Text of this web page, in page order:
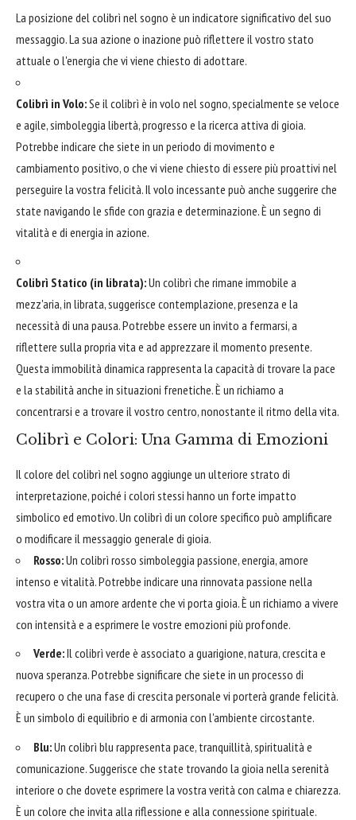
La posizione del colibrì nel sogno è un indicatore significativo del suo
messaggio. La sua azione o inazione può riflettere il vostro stato
attuale o l'energia che vi viene chiesto di adottare.
Colibrì in Volo:Se il colibrì è in volo nel sogno, specialmente se veloce
e agile, simboleggia libertà, progresso e la ricerca attiva di gioia.
Potrebbe indicare che siete in un periodo di movimento e
cambiamento positivo, o che vi viene chiesto di essere più proattivi nel
perseguire la vostra felicità. Il volo incessante può anche suggerire che
state navigando le sfide con grazia e determinazione. È un segno di
vitalità e di energia in azione.
Colibrì Statico (in librata):Un colibrì che rimane immobile a
mezz'aria, in librata, suggerisce contemplazione, presenza e la
necessità di una pausa. Potrebbe essere un invito a fermarsi, a
riflettere sulla propria vita e ad apprezzare il momento presente.
Questa immobilità dinamica rappresenta la capacità di trovare la pace
e la stabilità anche in situazioni frenetiche. È un richiamo a
concentrarsi e a trovare il vostro centro, nonostante il ritmo della vita.
Colibrì e Colori: Una Gamma di Emozioni
Il colore del colibrì nel sogno aggiunge un ulteriore strato di
interpretazione, poiché i colori stessi hanno un forte impatto
simbolico ed emotivo. Un colibrì di un colore specifico può amplificare
o modificare il messaggio generale di gioia.
Rosso:Un colibrì rosso simboleggia passione, energia, amore
intenso e vitalità. Potrebbe indicare una rinnovata passione nella
vostra vita o un amore ardente che vi porta gioia. È un richiamo a vivere
con intensità e a esprimere le vostre emozioni più profonde.
Verde:Il colibrì verde è associato a guarigione, natura, crescita e
nuova speranza. Potrebbe significare che siete in un processo di
recupero o che una fase di crescita personale vi porterà grande felicità.
È un simbolo di equilibrio e di armonia con l'ambiente circostante.
Blu:Un colibrì blu rappresenta pace, tranquillità, spiritualità e
comunicazione. Suggerisce che state trovando la gioia nella serenità
interiore o che dovete esprimere la vostra verità con calma e chiarezza.
È un colore che invita alla riflessione e alla connessione spirituale.